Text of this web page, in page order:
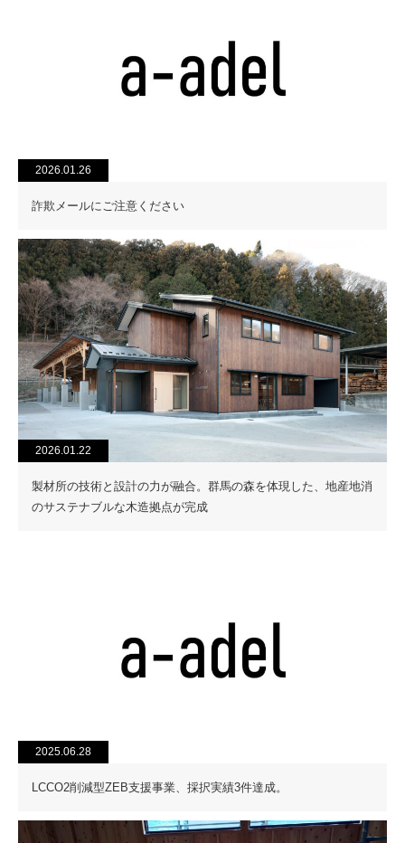
2026.01.26
詐欺メールにご注意ください
2026.01.22
製材所の技術と設計の力が融合。群馬の森を体現した、地産地消
のサステナブルな木造拠点が完成
2025.06.28
LCCO2削減型ZEB支援事業、採択実績3件達成。